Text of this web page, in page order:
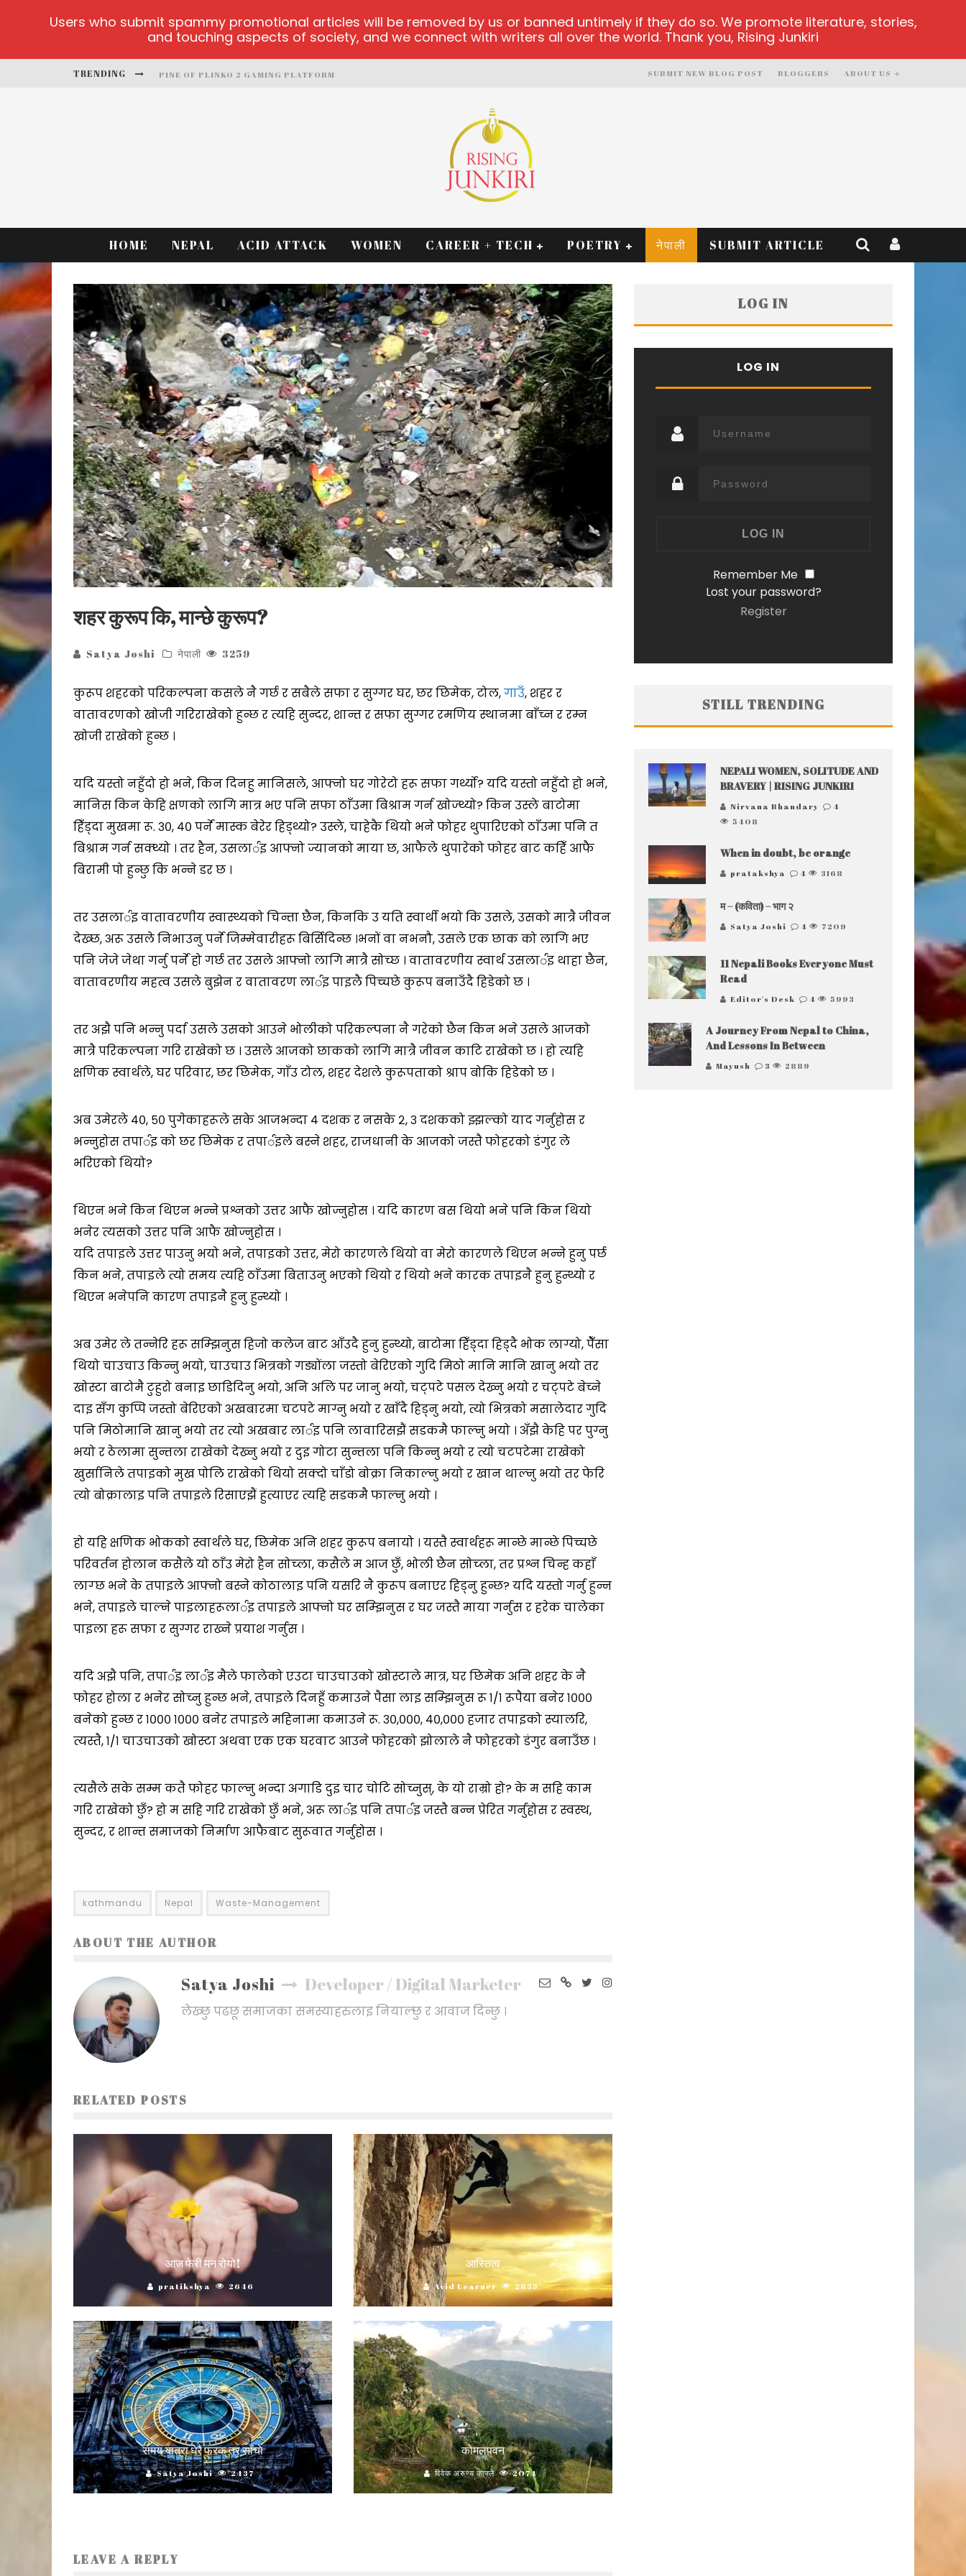
TRENDING PINE OF PLINKO 2 GAMING PLATFORM
MX-BET GAMBLING PLATFORM
ABOUT US
BLOGGERS
SUBMIT NEW BLOG POST
HOME NEPAL ACID ATTACK WOMEN CAREER + TECH POETRY नेपाली SUBMIT ARTICLE
शहर कुरूप कि, मान्छे कुरूप?
Satya Joshi नेपाली 3259
कुरूप शहरको परिकल्पना कसले नै गर्छ र सबैले सफा र सुग्गर घर, छर छिमेक, टोल,गाउँ, शहर र
वातावरणको खोजी गरिराखेको हुन्छ र त्यहि सुन्दर, शान्त र सफा सुग्गर रमणिय स्थानमा बाँच्न र रम्न
खोजी राखेको हुन्छ ।
यदि यस्तो नहुँदो हो भने, किन दिनहु मानिसले, आफ्नो घर गोरेटो हरू सफा गर्थ्यो? यदि यस्तो नहुँदो हो भने,
मानिस किन केहि क्षणको लागि मात्र भए पनि सफा ठाँउमा बिश्राम गर्न खोज्थ्यो? किन उस्ले बाटोमा
हिँड्दा मुखमा रू. ३०, ४० पर्ने मास्क बेरेर हिड्थ्यो? उस्ले, चाहेकै थियो भने फोहर थुपारिएको ठाँउमा पनि त
बिश्राम गर्न सक्थ्यो । तर हैन, उसलार्इ आफ्नो ज्यानको माया छ, आफैले थुपारेको फोहर बाट कहिँ आफै
बिरामी पो हुन्छु कि भन्ने डर छ ।
तर उसलार्इ वातावरणीय स्वास्थ्यको चिन्ता छैन, किनकि उ यति स्वार्थी भयो कि उसले, उसको मात्रै जीवन
देख्छ, अरू उसले निभाउनु पर्ने जिम्मेवारीहरू बिर्सिदिन्छ ।भनों वा नभनौ, उसले एक छाक को लागि भए
पनि जेजे जेथा गर्नु पर्ने हो गर्छ तर उसले आफ्नो लागि मात्रै सोच्छ । वातावरणीय स्वार्थ उसलार्इ थाहा छैन,
वातावरणीय महत्व उसले बुझेन र वातावरण लार्इ पाइलै पिच्चछे कुरूप बनाउँदै हिडेको छ ।
तर अझै पनि भन्नु पर्दा उसले उसको आउने भोलीको परिकल्पना नै गरेको छैन किन भने उसले आजको
मात्रै परिकल्पना गरि राखेको छ । उसले आजको छाकको लागि मात्रै जीवन काटि राखेको छ । हो त्यहि
क्षणिक स्वार्थले, घर परिवार, छर छिमेक, गाँउ टोल, शहर देशले कुरूपताको श्राप बोकि हिडेको छ ।
अब उमेरले ४०, ५० पुगेकाहरूले सके आजभन्दा ४ दशक र नसके २, ३ दशकको झ्झल्को याद गर्नुहोस र
भन्नुहोस तपार्इ को छर छिमेक र तपार्इले बस्ने शहर, राजधानी के आजको जस्तै फोहरको डंगुर ले
भरिएको थियो?
थिएन भने किन थिएन भन्ने प्रश्नको उत्तर आफै खोज्नुहोस । यदि कारण बस थियो भने पनि किन थियो
भनेर त्यसको उत्तर पनि आफै खोज्नुहोस ।
यदि तपाइले उत्तर पाउनु भयो भने, तपाइको उत्तर, मेरो कारणले थियो वा मेरो कारणले थिएन भन्ने हुनु पर्छ
किन भने, तपाइले त्यो समय त्यहि ठाँउमा बिताउनु भएको थियो र थियो भने कारक तपाइनै हुनु हुन्थ्यो र
थिएन भनेपनि कारण तपाइनै हुनु हुन्थ्यो ।
अब उमेर ले तन्नेरि हरू सम्झिनुस हिजो कलेज बाट आँउदै हुनु हुन्थ्यो, बाटोमा हिँड्दा हिड्दै भोक लाग्यो, पैँसा
थियो चाउचाउ किन्नु भयो, चाउचाउ भित्रको गड्योंला जस्तो बेरिएको गुदि मिठो मानि मानि खानु भयो तर
खोस्टा बाटोमै टुहुरो बनाइ छाडिदिनु भयो, अनि अलि पर जानु भयो, चट्पटे पसल देख्नु भयो र चट्पटे बेच्ने
दाइ सँग कुप्पि जस्तो बेरिएको अखबारमा चटपटे माग्नु भयो र खाँदै हिड्नु भयो, त्यो भित्रको मसालेदार गुदि
पनि मिठोमानि खानु भयो तर त्यो अखबार लार्इ पनि लावारिसझैं सडकमै फाल्नु भयो । अँझै केहि पर पुग्नु
भयो र ठेलामा सुन्तला राखेको देख्नु भयो र दुइ गोटा सुन्तला पनि किन्नु भयो र त्यो चटपटेमा राखेको
खुर्सानिले तपाइको मुख पोलि राखेको थियो सक्दो चाँडो बोक्रा निकाल्नु भयो र खान थाल्नु भयो तर फेरि
त्यो बोक्रालाइ पनि तपाइले रिसाएझैं हुत्याएर त्यहि सडकमै फाल्नु भयो ।
हो यहि क्षणिक भोकको स्वार्थले घर, छिमेक अनि शहर कुरूप बनायो । यस्तै स्वार्थहरू मान्छे मान्छे पिच्चछे
परिवर्तन होलान कसैले यो ठाँउ मेरो हैन सोच्ला, कसैले म आज छुँ, भोली छैन सोच्ला, तर प्रश्न चिन्ह कहाँ
लाग्छ भने के तपाइले आफ्नो बस्ने कोठालाइ पनि यसरि नै कुरूप बनाएर हिड्नु हुन्छ? यदि यस्तो गर्नु हुन्न
भने, तपाइले चाल्ने पाइलाहरूलार्इ तपाइले आफ्नो घर सम्झिनुस र घर जस्तै माया गर्नुस र हरेक चालेका
पाइला हरू सफा र सुग्गर राख्ने प्रयाश गर्नुस ।
यदि अझै पनि, तपार्इ लार्इ मैले फालेको एउटा चाउचाउको खोस्टाले मात्र, घर छिमेक अनि शहर के नै
फोहर होला र भनेर सोच्नु हुन्छ भने, तपाइले दिनहुँ कमाउने पैसा लाइ सम्झिनुस रू १/१ रूपैया बनेर १०००
बनेको हुन्छ र १००० १००० बनेर तपाइले महिनामा कमाउने रू. ३०,०००, ४०,००० हजार तपाइको स्यालरि,
त्यस्तै, १/१ चाउचाउको खोस्टा अथवा एक एक घरवाट आउने फोहरको झोलाले नै फोहरको डंगुर बनाउँछ ।
त्यसैले सके सम्म कतै फोहर फाल्नु भन्दा अगाडि दुइ चार चोटि सोच्नुस्, के यो राम्रो हो? के म सहि काम
गरि राखेको छुँ? हो म सहि गरि राखेको छुँ भने, अरू लार्इ पनि तपार्इ जस्तै बन्न प्रेरित गर्नुहोस र स्वस्थ,
सुन्दर, र शान्त समाजको निर्माण आफैबाट सुरूवात गर्नुहोस ।
kathmandu Nepal Waste-Management
ABOUT THE AUTHOR
Satya Joshi Developer / Digital Marketer
लेख्छु पढछू समाजका समस्याहरुलाइ नियाल्छु र आवाज दिन्छु ।
RELATED POSTS
आज फेरी मन रोयो!
pratikshya 2646
आस्तित्व
Avid Learner 2835
समय यात्रा धेरै फरक तर साँचाे
Satya Joshi 2437
कोमलपवन
विवेक अरुण्य काफ्ले 2074
LEAVE A REPLY
LOG IN
LOG IN
Remember Me
Lost your password?
Register
STILL TRENDING
NEPALI WOMEN, SOLITUDE AND
BRAVERY | RISING JUNKIRI
Nirvana Bhandary
4
5408
When in doubt, be orange
pratakshya 4 3168
म – (कविता) – भाग २
Satya Joshi 4 7209
11 Nepali Books Everyone Must
Read
Editor's Desk 4 5993
A Journey From Nepal to China,
And Lessons In Between
Mayush 3 2889
Users who submit spammy promotional articles will be removed by us or banned untimely if they do so. We promote literature, stories,
and touching aspects of society, and we connect with writers all over the world. Thank you, Rising Junkiri